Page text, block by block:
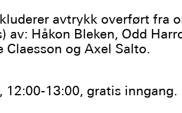
avtrykk overført fra
av: Håkon Bleken, Odd
Claesson og Axel Salto.
12:00-13:00, gratis inngang.